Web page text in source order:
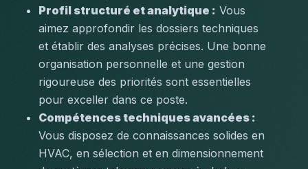
Profil structuré et analytique : Vous
aimez approfondir les dossiers techniques
et établir des analyses précises. Une bonne
organisation personnelle et une gestion
rigoureuse des priorités sont essentielles
pour exceller dans ce poste.
Compétences techniques avancées :
Vous disposez de connaissances solides en
HVAC, en sélection et en dimensionnement